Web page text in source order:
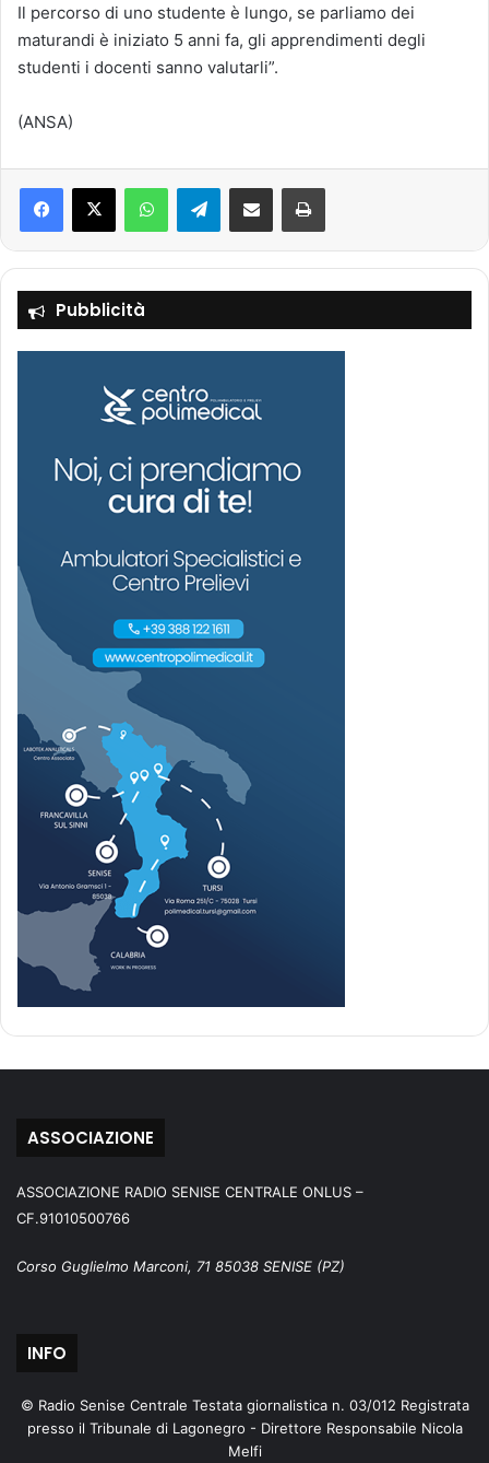
Il percorso di uno studente è lungo, se parliamo dei
maturandi è iniziato 5 anni fa, gli apprendimenti degli
studenti i docenti sanno valutarli”.
(ANSA)
Telegram
Pubblicità
ASSOCIAZIONE
ASSOCIAZIONE RADIO SENISE CENTRALE ONLUS –
CF.91010500766
Corso Guglielmo Marconi, 71 85038 SENISE (PZ)
INFO
© Radio Senise Centrale Testata giornalistica n. 03/012 Registrata
presso il Tribunale di Lagonegro - Direttore Responsabile Nicola
Melfi